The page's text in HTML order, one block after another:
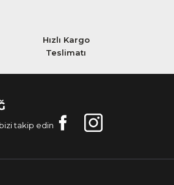
Hızlı Kargo
Teslimatı
takip edin